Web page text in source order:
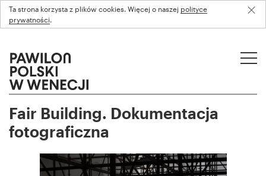
Ta strona korzysta z plików cookies. Więcej o naszej polityce
prywatności.
Fair Building. Dokumentacja
fotograficzna